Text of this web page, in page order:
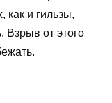
как и гильзы,
Взрыв от этого